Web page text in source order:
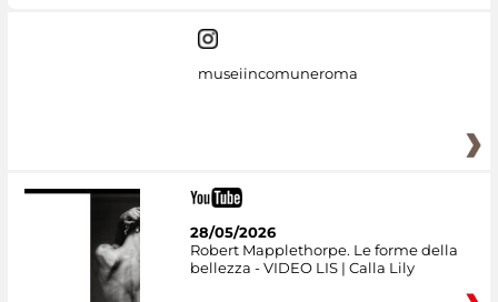
museiincomuneroma
28/05/2026
Robert Mapplethorpe. Le forme della
bellezza - VIDEO LIS | Calla Lily